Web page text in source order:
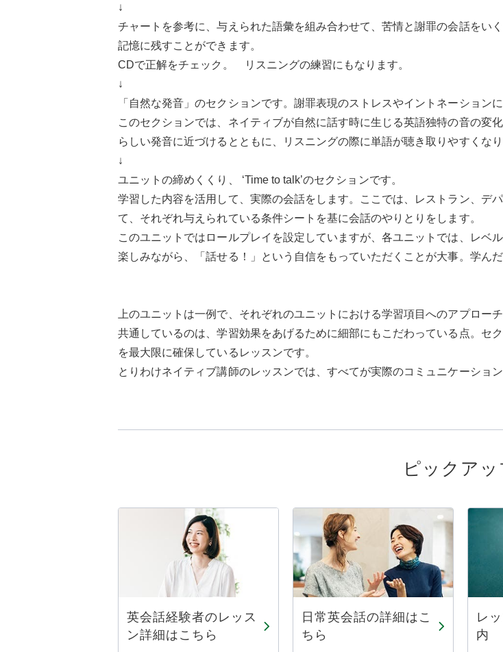
↓
チャートを参考に、与えられた語彙を組み合わせて、苦情と謝罪の会話をい
記憶に残すことができます。
CDで正解をチェック。 リスニングの練習にもなります。
↓
「自然な発音」のセクションです。謝罪表現のストレスやイントネーション
このセクションでは、ネイティブが自然に話す時に生じる英語独特の音の変
らしい発音に近づけるとともに、リスニングの際に単語が聴き取りやすくなり
↓
ユニットの締めくくり、 ‘Time to talk’のセクションです。
学習した内容を活用して、実際の会話をします。ここでは、レストラン、デ
て、それぞれ与えられている条件シートを基に会話のやりとりをします。
このユニットではロールプレイを設定していますが、各ユニットでは、レベ
楽しみながら、「話せる！」という自信をもっていただくことが大事。学ん
上のユニットは一例で、それぞれのユニットにおける学習項目へのアプロー
共通しているのは、学習効果をあげるために細部にもこだわっている点。セ
を最大限に確保しているレッスンです。
とりわけネイティブ講師のレッスンでは、すべてが実際のコミュニケーション
ピックアッ
英会話経験者のレッス
ン詳細はこちら
日常英会話の詳細はこ
ちら
レ
内